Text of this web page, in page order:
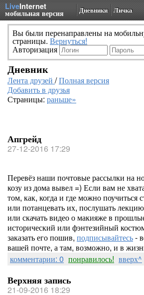
LiveInternet
мобильная версия Дневники Личка
Вы были перенаправлены на
страницы. Вернуться!
Авторизация
Дневник
Лента друзей /Полная версия
Добавить в друзья
Страницы: раньше»
Апгрейд
27-12-2016 17:29
Перевёз наши почтовые рассылки на
козу из дома вывел =) Если вам не
том, как, когда и где можно поучиться
или потанцевать их, послушать
или скачать видео о макияже в
исторический или фэнтезийный
заказать его пошив, подписывайтесь-
вашей почте, а там, возможно, и в
комментарии: 0 понравилось! вверх^
Верхняя запись
21-09-2016 18:29